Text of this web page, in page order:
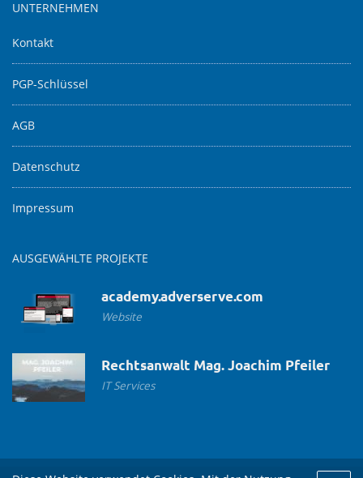
UNTERNEHMEN
Kontakt
PGP-Schlüssel
AGB
Datenschutz
Impressum
AUSGEWÄHLTE PROJEKTE
academy.adverserve.com
Website
Rechtsanwalt Mag. Joachim Pfeiler
IT Services